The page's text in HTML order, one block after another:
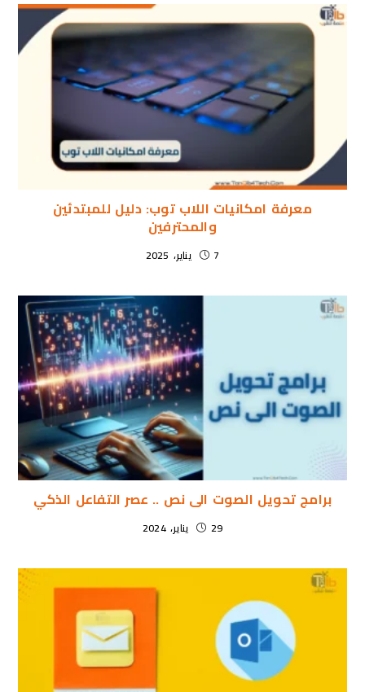
معرفة امكانيات اللاب توب: دليل للمبتدئين
والمحترفين
7 يناير، 2025
برامج تحويل الصوت الى نص .. عصر التفاعل الذكي
29 يناير، 2024